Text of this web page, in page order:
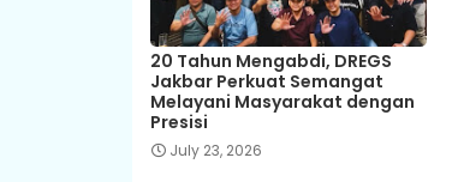
20 Tahun Mengabdi, DREGS
Jakbar Perkuat Semangat
Melayani Masyarakat dengan
Presisi
July 23, 2026